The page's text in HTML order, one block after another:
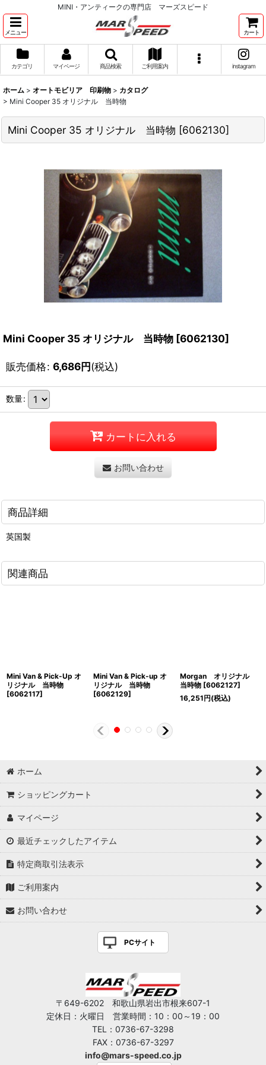
MINI・アンティークの専門店 マーズスピード
メニュー カート
カテゴリ マイページ 商品検索 ご利用案内 instagram
ホーム > オートモビリア 印刷物 > カタログ
> Mini Cooper 35 オリジナル 当時物
Mini Cooper 35 オリジナル 当時物 [6062130]
Mini Cooper 35 オリジナル 当時物 [6062130]
販売価格: 6,686円(税込)
数量:
カートに入れる
お問い合わせ
商品詳細
英国製
関連商品
Mini Van & Pick-Up オ
リジナル 当時物
[6062117]
Mini Van & Pick-up オ
リジナル 当時物
[6062129]
Morgan オリジナル
当時物 [6062127]
16,251円(税込)
ホーム
ショッピングカート
マイページ
最近チェックしたアイテム
特定商取引法表示
ご利用案内
お問い合わせ
PCサイト
〒649-6202 和歌山県岩出市根来607-1
定休日：火曜日 営業時間：10：00～19：00
TEL：0736-67-3298
FAX：0736-67-3297
info@mars-speed.co.jp